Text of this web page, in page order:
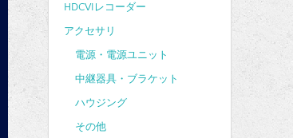
HDCVIレコーダー
アクセサリ
電源・電源ユニット
中継器具・ブラケット
ハウジング
その他